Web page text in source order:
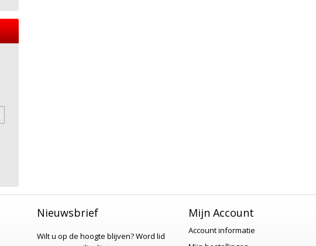
Nieuwsbrief
Wilt u op de hoogte blijven?Word lid
Mijn Account
Account informatie